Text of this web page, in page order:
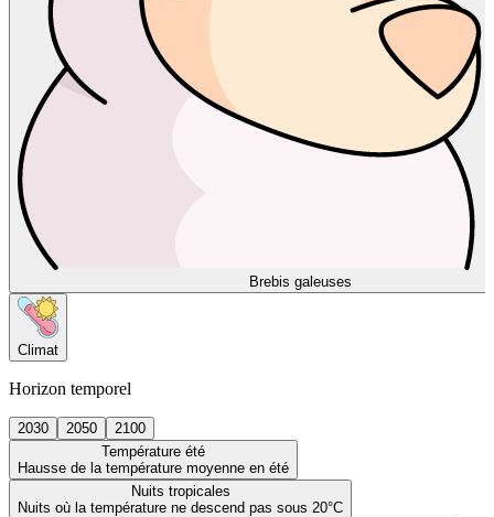
Brebis galeuses
Climat
Horizon temporel
2030 2050
2100
Température été
Hausse de la température moyenne en été
Nuits tropicales
Nuits où la température ne descend pas sous 20°C